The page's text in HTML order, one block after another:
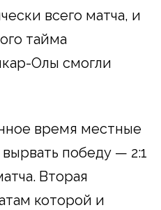
всего матча, и
тайма
Олы смогли
время местные
победу — 2:1
Вторая
которой и